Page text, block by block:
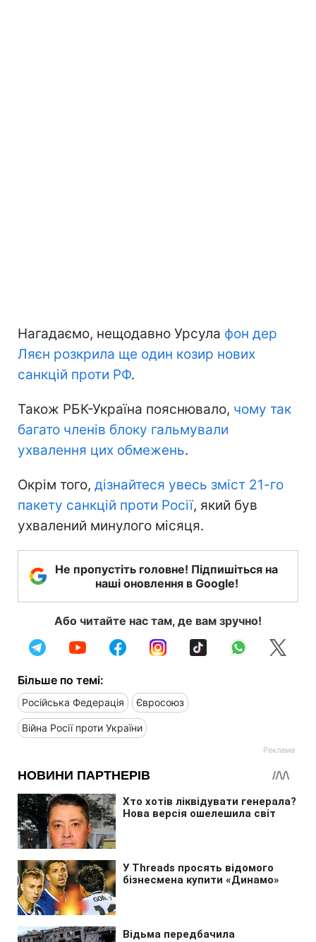
Нагадаємо, нещодавно Урсула фон дер
Ляєн розкрила ще один козир нових
санкцій проти РФ.
Також РБК-Україна пояснювало, чому так
багато членів блоку гальмували
ухвалення цих обмежень.
Окрім того, дізнайтеся увесь зміст 21-го
пакету санкцій проти Росії, який був
ухвалений минулого місяця.
Не пропустіть головне! Підпишіться на
наші оновлення в Google!
Або читайте нас там, де вам зручно!
Більше по темі:
Російська Федерація Євросоюз
Війна Росії проти України